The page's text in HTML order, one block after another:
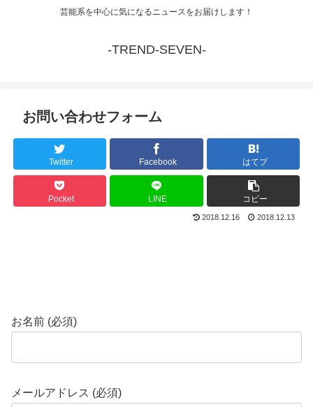
芸能系を中心に気になるニュースをお届けします！
-TREND-SEVEN-
お問い合わせフォーム
Twitter Facebook はてブ
Pocket LINE コピー
2018.12.16 2018.12.13
お名前 (必須)
メールアドレス (必須)